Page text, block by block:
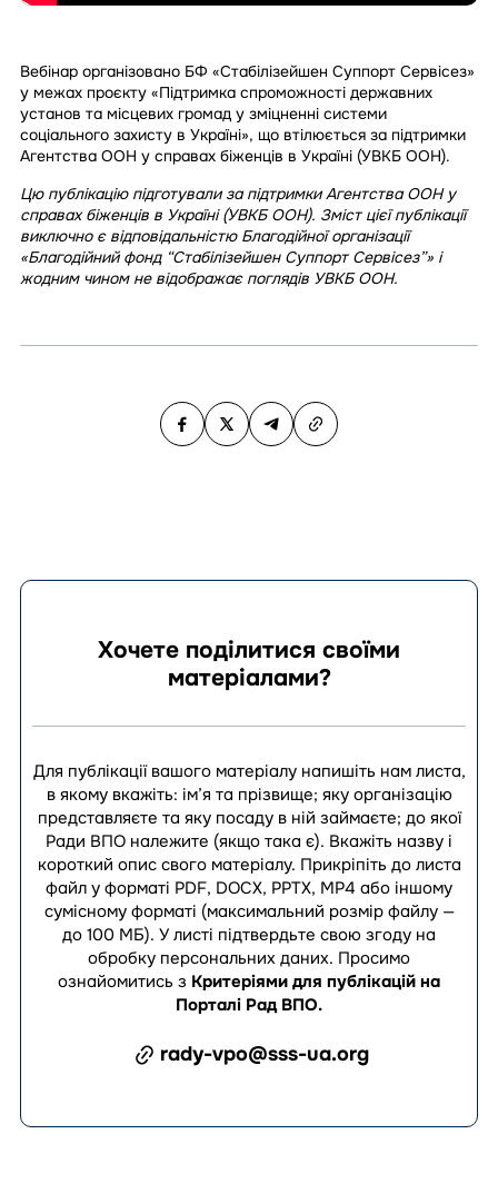
Вебінар організовано БФ «Стабілізейшен Суппорт Сервісез»
у межах проєкту «Підтримка спроможності державних
установ та місцевих громад у зміцненні системи
соціального захисту в Україні», що втілюється за підтримки
Агентства ООН у справах біженців в Україні (УВКБ ООН).
Цю публікацію підготували за підтримки Агентства ООН у
справах біженців в Україні (УВКБ ООН). Зміст цієї публікації
виключно є відповідальністю Благодійної організації
«Благодійний фонд “Стабілізейшен Суппорт Сервісез”» і
жодним чином не відображає поглядів УВКБ ООН.
Хочете поділитися своїми
матеріалами?
Для публікації вашого матеріалу напишіть нам листа,
в якому вкажіть: ім’я та прізвище; яку організацію
представляєте та яку посаду в ній займаєте; до якої
Ради ВПО належите (якщо така є). Вкажіть назву і
короткий опис свого матеріалу. Прикріпіть до листа
файл у форматі PDF, DOCX, PPTX, MP4 або іншому
сумісному форматі (максимальний розмір файлу —
до 100 МБ). У листі підтвердьте свою згоду на
обробку персональних даних. Просимо
ознайомитись з Критеріями для публікацій на
Порталі Рад ВПО.
rady-vpo@sss-ua.org